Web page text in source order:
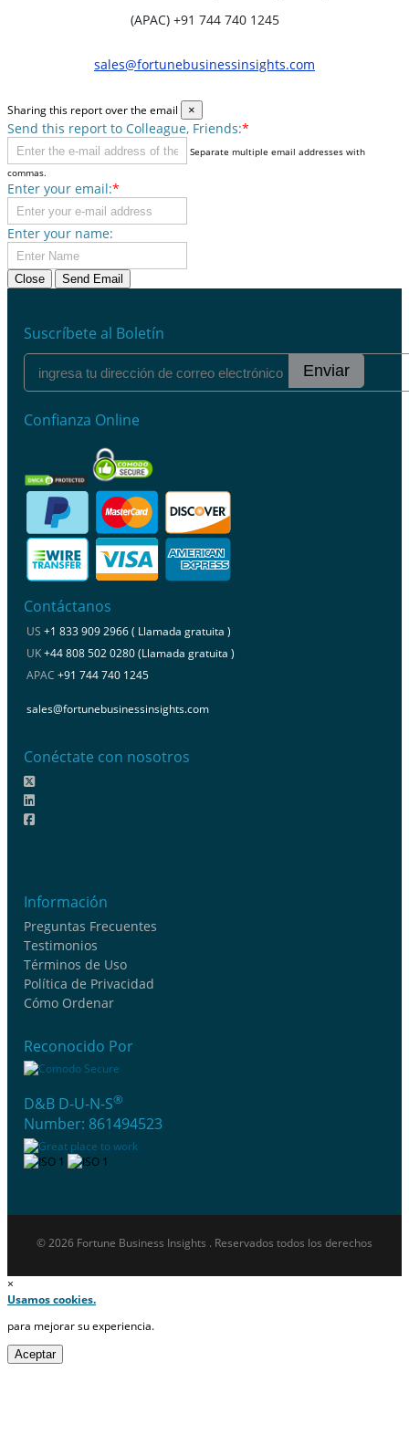
(APAC) +91 744 740 1245
sales@fortunebusinessinsights.com
Sharing this report over the email ×
Send this report to Colleague, Friends:*
Separate multiple email addresses with
commas.
Enter your email:*
Enter your name:
Close Send Email
Suscríbete al Boletín
Enviar
Confianza Online
Contáctanos
US +1 833 909 2966 ( Llamada gratuita )
UK+44 808 502 0280 (Llamada gratuita )
APAC +91 744 740 1245
sales@fortunebusinessinsights.com
Conéctate con nosotros
Información
Preguntas Frecuentes
Testimonios
Términos de Uso
Política de Privacidad
Cómo Ordenar
Reconocido Por
D&B D-U-N-S®
Number: 861494523
© 2026 Fortune Business Insights . Reservados todos los derechos
×
Usamos cookies.
para mejorar su experiencia.
Aceptar